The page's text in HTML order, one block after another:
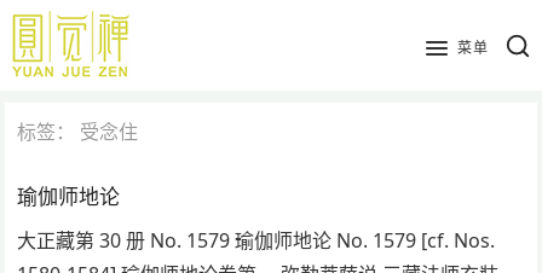
跳
主
内
菜单
标签： 受念住
瑜伽师地论
大正藏第 30 册 No. 1579 瑜伽师地论 No. 1579 [cf. Nos.